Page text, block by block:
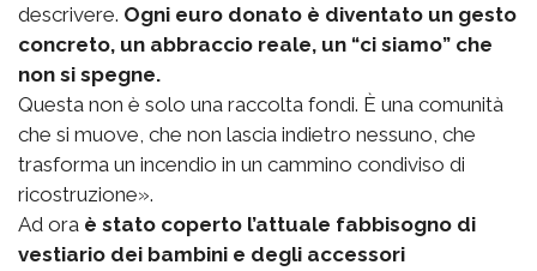
descrivere. Ogni euro donato è diventato un gesto
concreto, un abbraccio reale, un “ci siamo” che
non si spegne.
Questa non è solo una raccolta fondi. È una comunità
che si muove, che non lascia indietro nessuno, che
trasforma un incendio in un cammino condiviso di
ricostruzione».
Ad ora è stato coperto l’attuale fabbisogno di
vestiario dei bambini e degli accessori